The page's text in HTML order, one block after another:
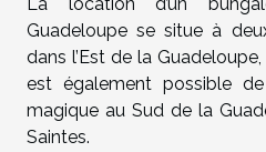
Guadeloupe se situe à
dans l’Est de la
est également possible
magique au Sud de la
Saintes.